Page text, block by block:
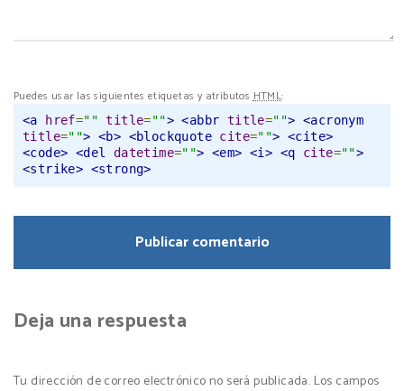
Puedes usar las siguientes etiquetas y atributosHTML:
<a href="" title=""> <abbr title=""> <acronym
title=""> <b> <blockquote cite=""> <cite>
<code> <del datetime=""> <em> <i> <q cite="">
<strike> <strong>
Deja una respuesta
Tu dirección de correo electrónico no será publicada. Los campos